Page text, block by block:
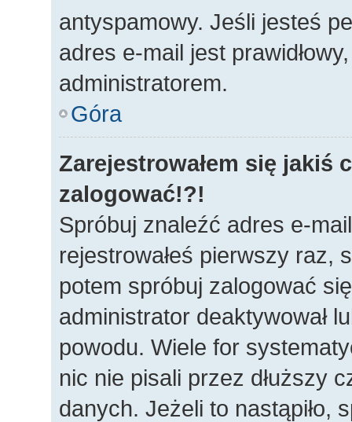
antyspamowy. Jeśli jesteś
adres e-mail jest
administratorem.
Góra
Zarejestrowałem się jakiś
zalogować!?!
Spróbuj znaleźć adres e-
rejestrowałeś pierwszy raz,
potem spróbuj zalogować
administrator deaktywował
powodu. Wiele for
nic nie pisali przez dłuższy
danych. Jeżeli to nastąpiło,